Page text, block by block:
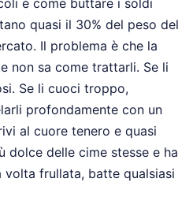
è come buttare i soldi
quasi il 30% del peso del
Il problema è che la
non sa come trattarli. Se li
Se li cuoci troppo,
profondamente con un
al cuore tenero e quasi
dolce delle cime stesse e ha
volta frullata, batte qualsiasi